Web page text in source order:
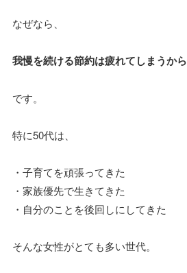
なぜなら、
我慢を続ける節約は疲れてしまうから
です。
特に50代は、
・子育てを頑張ってきた
・家族優先で生きてきた
・自分のことを後回しにしてきた
そんな女性がとても多い世代。